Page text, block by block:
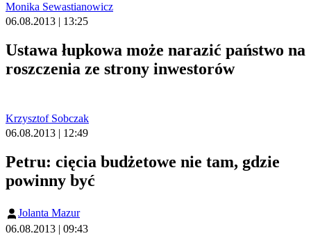
Monika Sewastianowicz
06.08.2013 | 13:25
Ustawa łupkowa może narazić państwo na
roszczenia ze strony inwestorów
Krzysztof Sobczak
06.08.2013 | 12:49
Petru: cięcia budżetowe nie tam, gdzie
powinny być
Jolanta Mazur
06.08.2013 | 09:43